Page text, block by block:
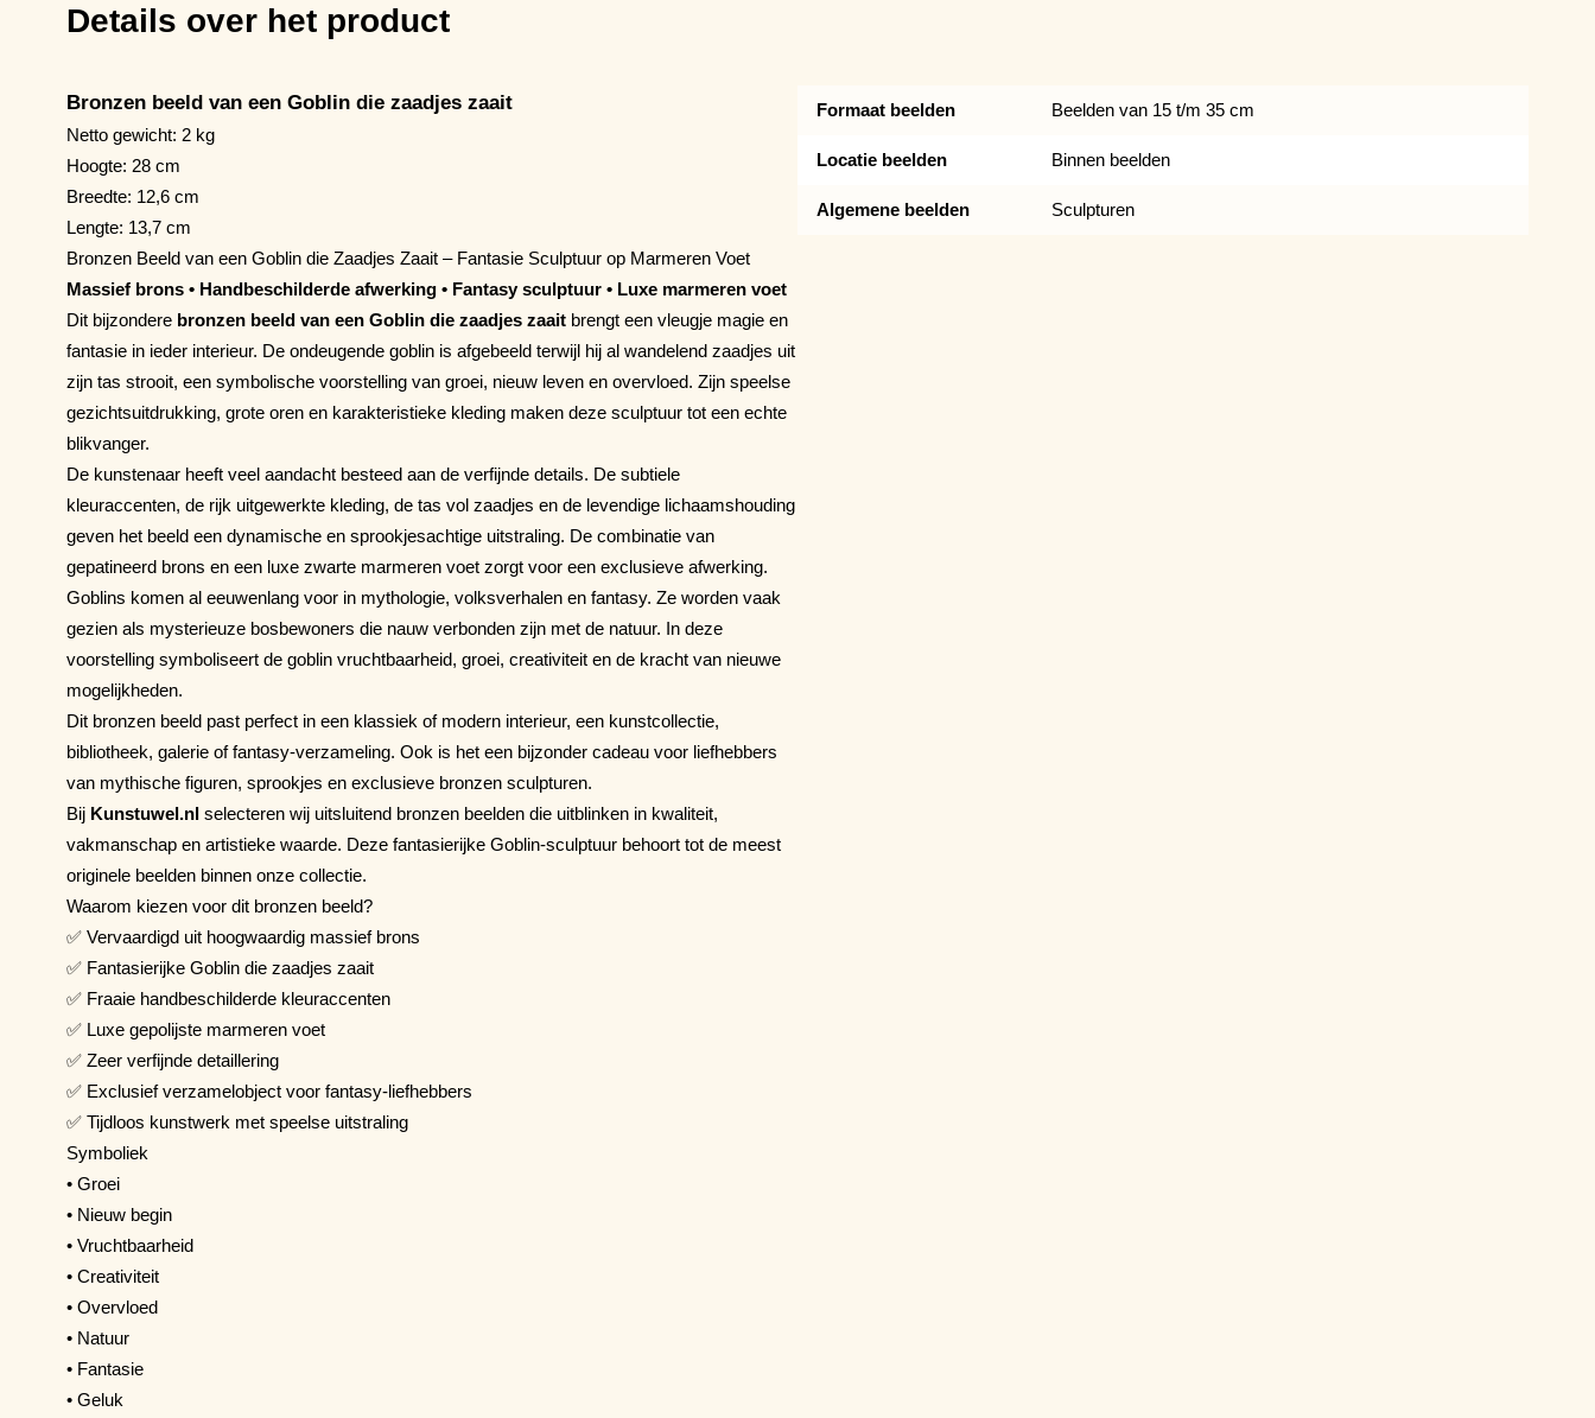
Details over het product
Bronzen beeld van een Goblin die zaadjes zaait
Netto gewicht: 2 kg
Hoogte: 28 cm
Breedte: 12,6 cm
Lengte: 13,7 cm
Bronzen Beeld van een Goblin die Zaadjes Zaait – Fantasie Sculptuur op Marmeren Voet
Massief brons • Handbeschilderde afwerking • Fantasy sculptuur • Luxe marmeren voet
Dit bijzondere bronzen beeld van een Goblin die zaadjes zaait brengt een vleugje magie en
fantasie in ieder interieur. De ondeugende goblin is afgebeeld terwijl hij al wandelend zaadjes uit
zijn tas strooit, een symbolische voorstelling van groei, nieuw leven en overvloed. Zijn speelse
gezichtsuitdrukking, grote oren en karakteristieke kleding maken deze sculptuur tot een echte
blikvanger.
De kunstenaar heeft veel aandacht besteed aan de verfijnde details. De subtiele
kleuraccenten, de rijk uitgewerkte kleding, de tas vol zaadjes en de levendige lichaamshouding
geven het beeld een dynamische en sprookjesachtige uitstraling. De combinatie van
gepatineerd brons en een luxe zwarte marmeren voet zorgt voor een exclusieve afwerking.
Goblins komen al eeuwenlang voor in mythologie, volksverhalen en fantasy. Ze worden vaak
gezien als mysterieuze bosbewoners die nauw verbonden zijn met de natuur. In deze
voorstelling symboliseert de goblin vruchtbaarheid, groei, creativiteit en de kracht van nieuwe
mogelijkheden.
Dit bronzen beeld past perfect in een klassiek of modern interieur, een kunstcollectie,
bibliotheek, galerie of fantasy-verzameling. Ook is het een bijzonder cadeau voor liefhebbers
van mythische figuren, sprookjes en exclusieve bronzen sculpturen.
Bij Kunstuwel.nl selecteren wij uitsluitend bronzen beelden die uitblinken in kwaliteit,
vakmanschap en artistieke waarde. Deze fantasierijke Goblin-sculptuur behoort tot de meest
originele beelden binnen onze collectie.
Waarom kiezen voor dit bronzen beeld?
✅ Vervaardigd uit hoogwaardig massief brons
✅ Fantasierijke Goblin die zaadjes zaait
✅ Fraaie handbeschilderde kleuraccenten
✅ Luxe gepolijste marmeren voet
✅ Zeer verfijnde detaillering
✅ Exclusief verzamelobject voor fantasy-liefhebbers
✅ Tijdloos kunstwerk met speelse uitstraling
Symboliek
• Groei
• Nieuw begin
• Vruchtbaarheid
• Creativiteit
• Overvloed
• Natuur
• Fantasie
• Geluk
Formaat beelden Beelden van 15 t/m 35 cm
Locatie beelden Binnen beelden
Algemene beelden Sculpturen